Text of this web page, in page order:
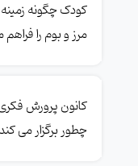
مرز و بوم را
کانون پرورش
چطور برگزار می